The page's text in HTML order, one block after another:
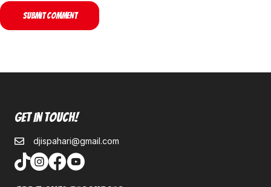
Get In Touch!
djispahari@gmail.com